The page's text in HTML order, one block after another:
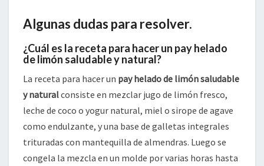
Algunas dudas para resolver.
¿Cuál es la receta para hacer un pay helado
de limón saludable y natural?
La receta para hacer un pay helado de limón saludable
y naturalconsiste en mezclar jugo de limón fresco,
leche de coco o yogur natural, miel o sirope de agave
como endulzante, y una base de galletas integrales
trituradas con mantequilla de almendras. Luego se
congela la mezcla en un molde por varias horas hasta